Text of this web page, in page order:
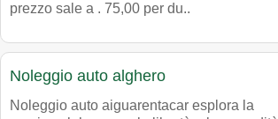
prezzo sale a . 75,00 per du..
Noleggio auto alghero
Noleggio auto aiguarentacar esplora la